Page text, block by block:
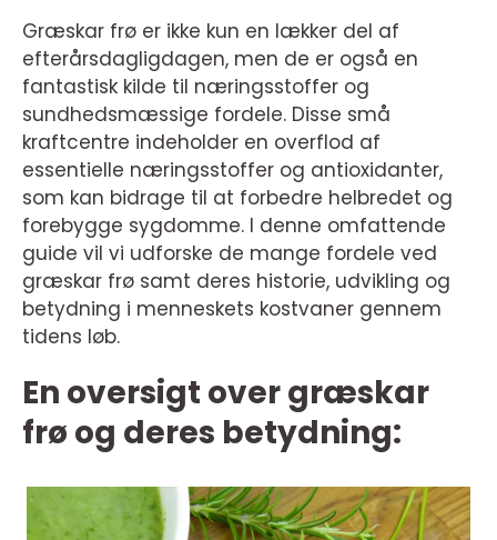
Græskar frø er ikke kun en lækker del af
efterårsdagligdagen, men de er også en
fantastisk kilde til næringsstoffer og
sundhedsmæssige fordele. Disse små
kraftcentre indeholder en overflod af
essentielle næringsstoffer og antioxidanter,
som kan bidrage til at forbedre helbredet og
forebygge sygdomme. I denne omfattende
guide vil vi udforske de mange fordele ved
græskar frø samt deres historie, udvikling og
betydning i menneskets kostvaner gennem
tidens løb.
En oversigt over græskar
frø og deres betydning: